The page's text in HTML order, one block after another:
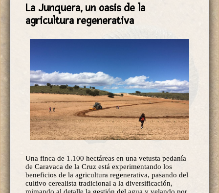
La Junquera, un oasis de la
agricultura regenerativa
Una finca de 1.100 hectáreas en una vetusta pedanía
de Caravaca de la Cruz está experimentando los
beneficios de la agricultura regenerativa, pasando del
cultivo cerealista tradicional a la diversificación,